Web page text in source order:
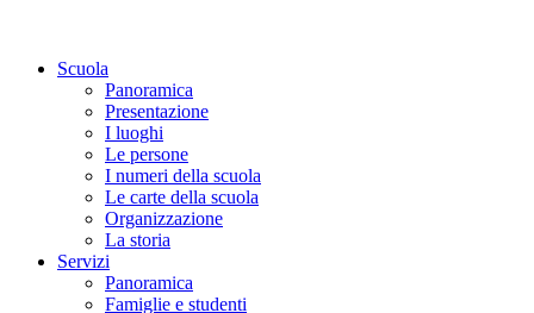
Scuola
Panoramica
Presentazione
I luoghi
Le persone
I numeri della scuola
Le carte della scuola
Organizzazione
La storia
Servizi
Panoramica
Famiglie e studenti